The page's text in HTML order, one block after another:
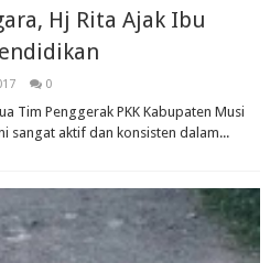
Hj Rita Ajak Ibu
0
Tim Penggerak PKK Kabupaten Musi
sangat aktif dan konsisten dalam...